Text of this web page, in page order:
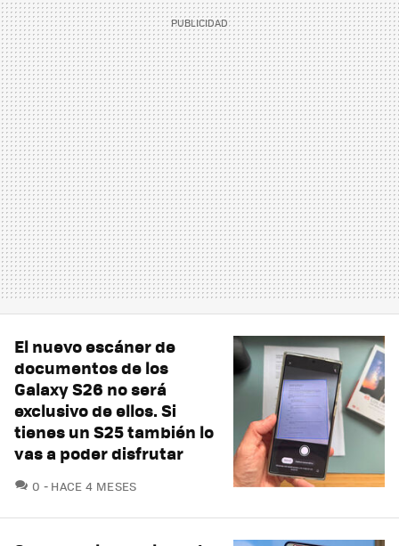
El nuevo escáner de
documentos de los
Galaxy S26 no será
exclusivo de ellos. Si
tienes un S25 también lo
vas a poder disfrutar
0 COMENTARIOS
HACE 4 MESES